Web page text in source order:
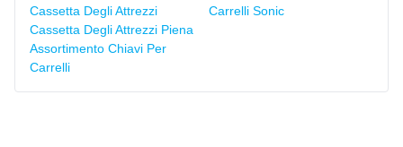
Cassetta Degli Attrezzi
Cassetta Degli Attrezzi Piena
Assortimento Chiavi Per
Carrelli
Carrelli Sonic